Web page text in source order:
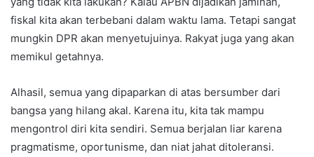
fiskal kita akan terbebani dalam waktu lama. Tetapi sangat
mungkin DPR akan menyetujuinya. Rakyat juga yang akan
memikul getahnya.
Alhasil, semua yang dipaparkan di atas bersumber dari
bangsa yang hilang akal. Karena itu, kita tak mampu
mengontrol diri kita sendiri. Semua berjalan liar karena
pragmatisme, oportunisme, dan niat jahat ditoleransi.